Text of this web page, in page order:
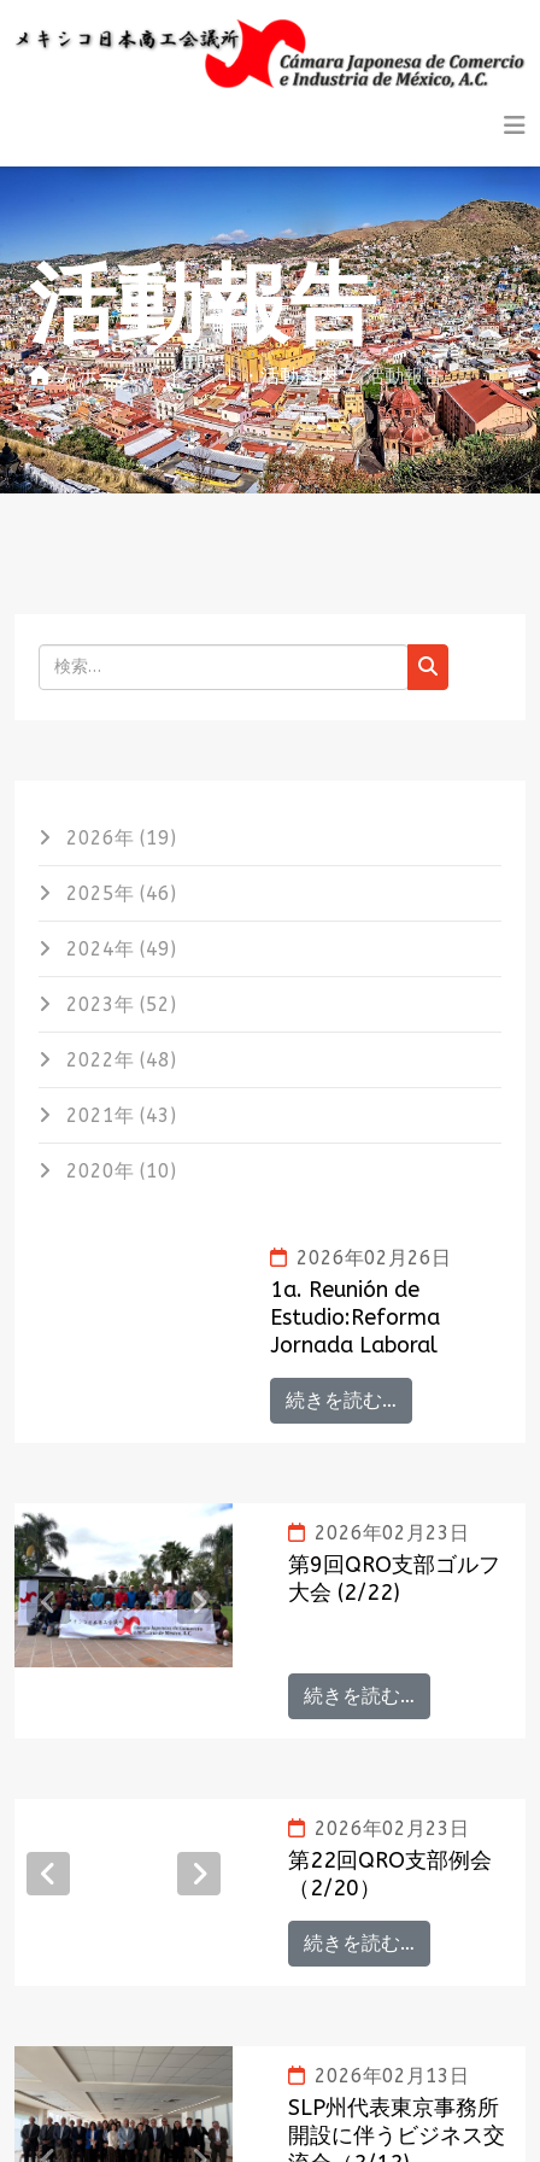
活動報告
ホーム イベント・活動案内 活動報告
検索
2026年 (19)
2025年 (46)
2024年 (49)
2023年 (52)
2022年 (48)
2021年 (43)
2020年 (10)
2026年02月26日
1a. Reunión de
Estudio:Reforma
Jornada Laboral
続きを読む…
Previous Next
2026年02月23日
第9回QRO支部ゴルフ
大会 (2/22)
続きを読む…
Previous Next
2026年02月23日
第22回QRO支部例会
（2/20）
続きを読む…
2026年02月13日
SLP州代表東京事務所
開設に伴うビジネス交